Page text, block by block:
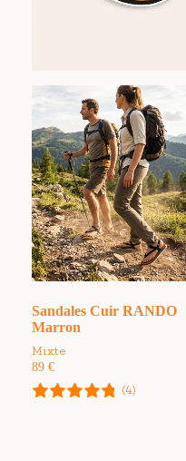
Sandales Cuir RANDO
Marron
Mixte
89 €
(4)